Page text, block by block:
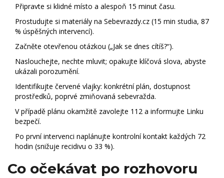
Připravte si klidné místo a alespoň 15 minut času.
Prostudujte si materiály na Sebevrazdy.cz (15 min studia, 87
% úspěšných intervencí).
Začněte otevřenou otázkou („Jak se dnes cítíš?“).
Naslouchejte, nechte mluvit; opakujte klíčová slova, abyste
ukázali porozumění.
Identifikujte červené vlajky: konkrétní plán, dostupnost
prostředků, poprvé zmiňovaná sebevražda.
V případě plánu okamžitě zavolejte 112 a informujte Linku
bezpečí.
Po první intervenci naplánujte kontrolní kontakt každých 72
hodin (snižuje recidivu o 33 %).
Co očekávat po rozhovoru